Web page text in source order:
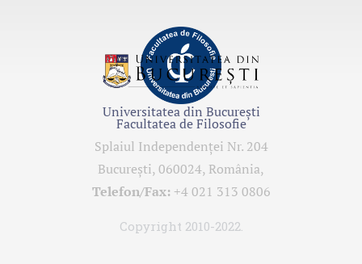
Facultatea de Filosofie
Splaiul Independenţei Nr. 204
Bucureşti, 060024, România,
Telefon/Fax:+4 021 313 0806
Copyright 2010-2022.
Universitatea din București